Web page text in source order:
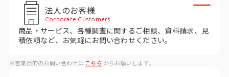
サービストップ
マーケティングリサーチ
法人のお客様
Corporate Customers
商品・サービス、各種調査に関するご相談、資料請求、見
積依頼など、お気軽にお問い合わせください。
※営業目的のお問い合わせは こちら からお願いします。